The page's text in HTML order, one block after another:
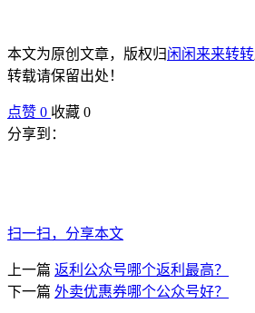
本文为原创文章，版权归闲闲来来转转
转载请保留出处！
点赞 0 收藏 0
分享到：
扫一扫，分享本文
上一篇 返利公众号哪个返利最高？
下一篇 外卖优惠券哪个公众号好？